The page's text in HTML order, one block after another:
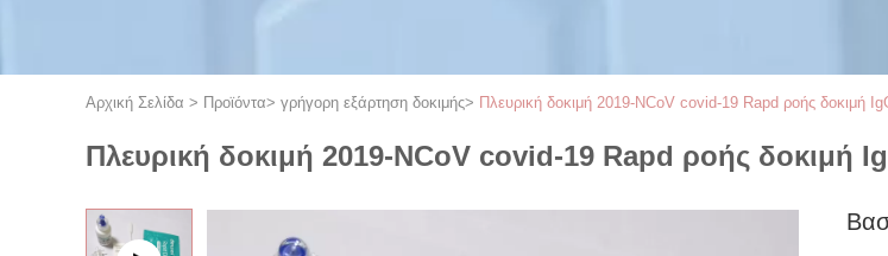
Αρχική Σελίδα > Προϊόντα> γρήγορη εξάρτηση δοκιμής> Πλευρική δοκιμή 2019-NCoV covid-19 Rapd ροής δοκιμή
Πλευρική δοκιμή 2019-NCoV covid-19 Rapd ροής δοκιμή